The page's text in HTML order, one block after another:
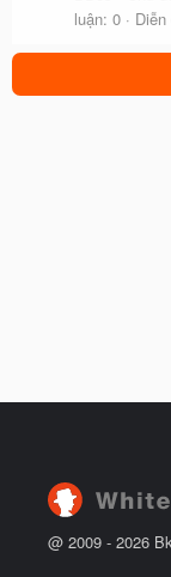
luận: 0
Diễn
@ 2009 - 2026